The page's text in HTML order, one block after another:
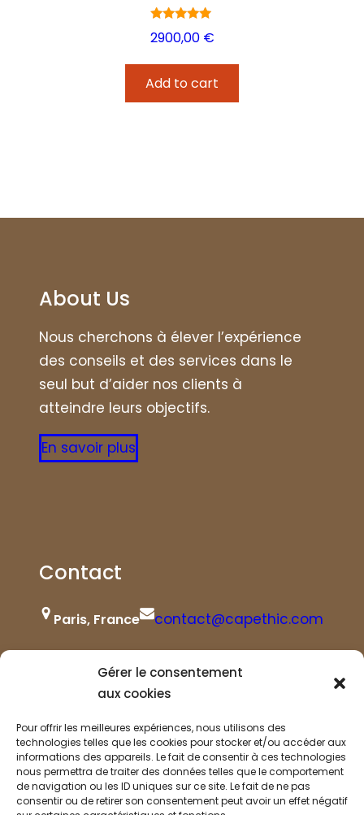
Gérer le consentement
aux cookies
Pour offrir les meilleures expériences, nous utilisons des
technologies telles que les cookies pour stocker et/ou accéder aux
informations des appareils. Le fait de consentir à ces technologies
nous permettra de traiter des données telles que le comportement
de navigation ou les ID uniques sur ce site. Le fait de ne pas
consentir ou de retirer son consentement peut avoir un effet négatif
Rated
5.00
2900,00 €
Add to cart
About Us
Nous cherchons à élever l’expérience
des conseils et des services dans le
seul but d’aider nos clients à
atteindre leurs objectifs.
En savoir plus
Contact
Paris, France contact@capethic.com
+33 (0)6 63 19 96 62 10 AM – 5 PM
© Capethic 2023